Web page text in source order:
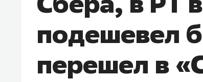
подешевел
перешел в